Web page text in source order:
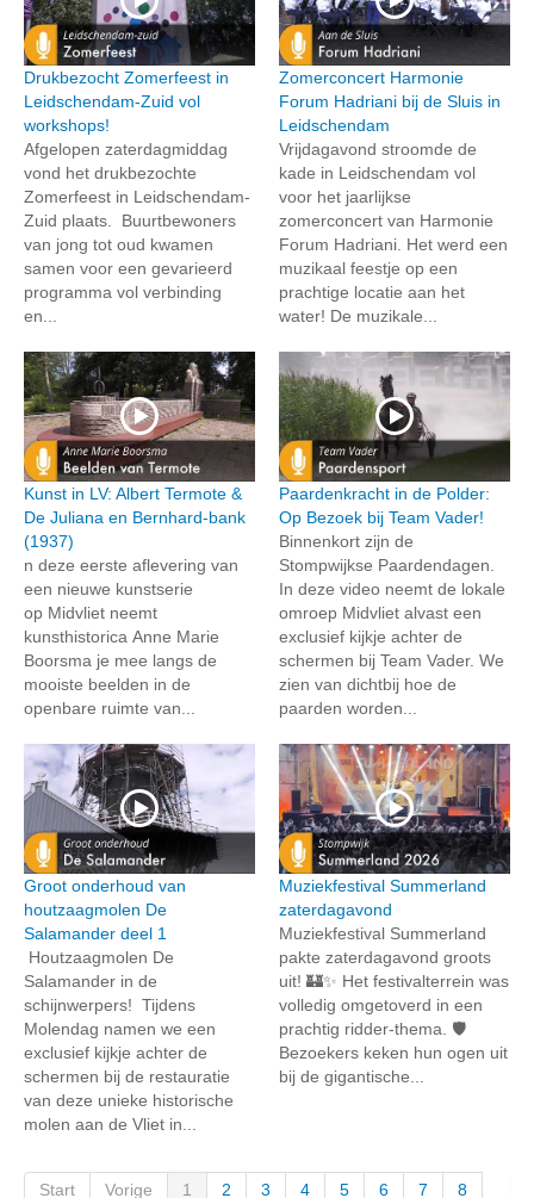
Drukbezocht Zomerfeest in
Leidschendam-Zuid vol
workshops!
Afgelopen zaterdagmiddag
vond het drukbezochte
Zomerfeest in Leidschendam-
Zuid plaats. Buurtbewoners
van jong tot oud kwamen
samen voor een gevarieerd
programma vol verbinding
en...
Zomerconcert Harmonie
Forum Hadriani bij de Sluis in
Leidschendam
Vrijdagavond stroomde de
kade in Leidschendam vol
voor het jaarlijkse
zomerconcert van Harmonie
Forum Hadriani. Het werd een
muzikaal feestje op een
prachtige locatie aan het
water! De muzikale...
Kunst in LV: Albert Termote &
De Juliana en Bernhard-bank
(1937)
n deze eerste aflevering van
een nieuwe kunstserie
op Midvliet neemt
kunsthistorica Anne Marie
Boorsma je mee langs de
mooiste beelden in de
openbare ruimte van...
Paardenkracht in de Polder:
Op Bezoek bij Team Vader!
Binnenkort zijn de
Stompwijkse Paardendagen.
In deze video neemt de lokale
omroep Midvliet alvast een
exclusief kijkje achter de
schermen bij Team Vader. We
zien van dichtbij hoe de
paarden worden...
Groot onderhoud van
houtzaagmolen De
Salamander deel 1
Houtzaagmolen De
Salamander in de
schijnwerpers! Tijdens
Molendag namen we een
exclusief kijkje achter de
schermen bij de restauratie
van deze unieke historische
molen aan de Vliet in...
Muziekfestival Summerland
zaterdagavond
Muziekfestival Summerland
pakte zaterdagavond groots
uit! 🏰✨ Het festivalterrein was
volledig omgetoverd in een
prachtig ridder-thema. 🛡️
Bezoekers keken hun ogen uit
bij de gigantische...
Start Vorige 1 2 3 4 5 6 7
8